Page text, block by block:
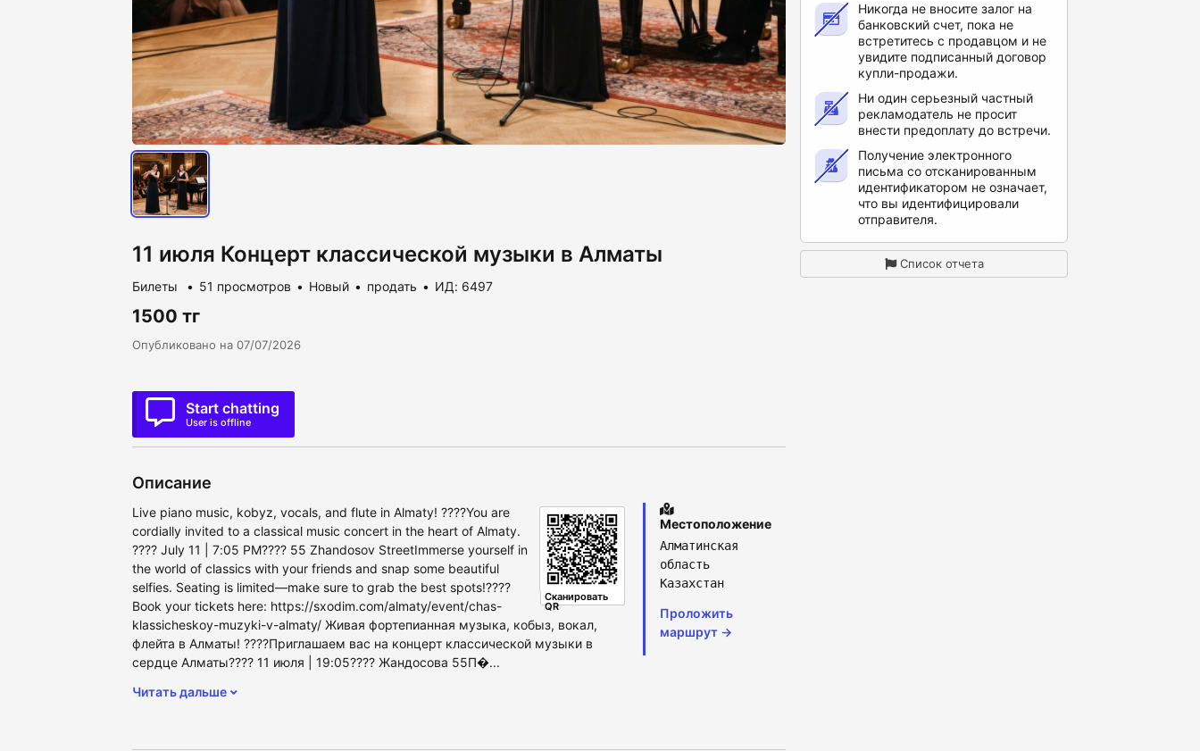
11 июля Концерт классической музыки в Алматы
Билеты 51 просмотров Новый продать ИД: 6497
1500 тг
Опубликовано на 07/07/2026
Start chatting
User is offline
Описание
Сканировать
QR
Live piano music, kobyz, vocals, and flute in Almaty! ????You are
cordially invited to a classical music concert in the heart of Almaty.​
???? July 11 | 7:05 PM???? 55 Zhandosov Street​Immerse yourself in
the world of classics with your friends and snap some beautiful
selfies. Seating is limited—make sure to grab the best spots!​????️
Book your tickets here: https://sxodim.com/almaty/event/chas-
klassicheskoy-muzyki-v-almaty/ Живая фортепианная музыка, кобыз, вокал,
флейта в Алматы! ????​Приглашаем вас на концерт классической музыки в
сердце Алматы???? 11 июля | 19:05???? Жандосова 55​П�...
Читать дальше
Местоположение
Алматинская
область
Казахстан
Проложить
маршрут →
Никогда не вносите залог на
банковский счет, пока не
встретитесь с продавцом и не
увидите подписанный договор
купли-продажи.
Ни один серьезный частный
рекламодатель не просит
внести предоплату до встречи.
Получение электронного
письма со отсканированным
идентификатором не означает,
что вы идентифицировали
отправителя.
Список отчета